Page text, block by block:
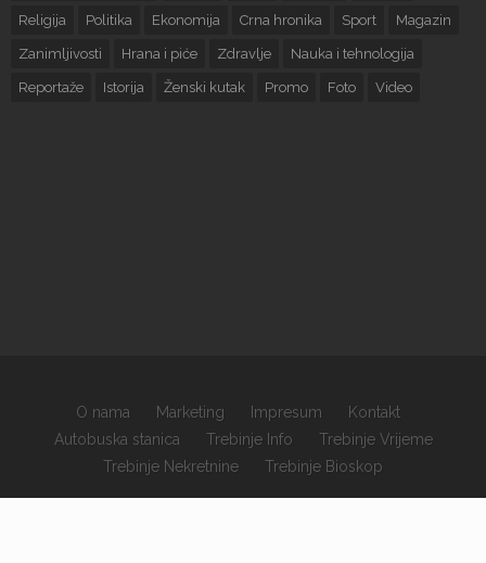
×
Religija Politika Ekonomija Crna hronika Sport Magazin
Zanimljivosti Hrana i piće Zdravlje Nauka i tehnologija
Reportaže Istorija Ženski kutak Promo Foto Video
O nama Marketing Impresum
Kontakt
Autobuska stanica
Trebinje Info
Trebinje Vrijeme
Trebinje Nekretnine
Trebinje Bioskop